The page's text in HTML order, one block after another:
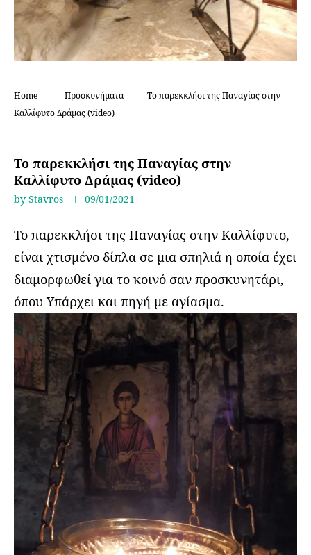
Home Προσκυνήματα
Το παρεκκλήσι της Παναγίας στην
Καλλίφυτο Δράμας (video)
Το παρεκκλήσι της Παναγίας στην
Καλλίφυτο Δράμας (video)
by Stavros 09/01/2021
Το παρεκκλήσι της Παναγίας στην Καλλίφυτο,
είναι χτισμένο δίπλα σε μια σπηλιά η οποία έχει
διαμορφωθεί για το κοινό σαν προσκυνητάρι,
όπου Υπάρχει και πηγή με αγίασμα.